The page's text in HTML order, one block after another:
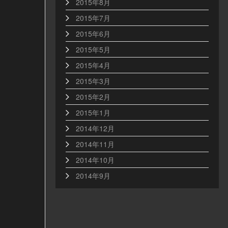
2015年8月
2015年7月
2015年6月
2015年5月
2015年4月
2015年3月
2015年2月
2015年1月
2014年12月
2014年11月
2014年10月
2014年9月